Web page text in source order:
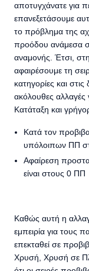
αποτυγχάνατε για
επανεξετάσουμε
το πρόβλημα της
προόδου ανάμεσα
αναμονής. Έτσι,
αφαιρέσουμε τη
κατηγορίες και
ακόλουθες
Κατάταξη και
Κατά τον
υπόλοιπων ΠΠ
Αφαίρεση
είναι στους 0 ΠΠ
Καθώς αυτή η
εμπειρία για τους
επεκταθεί σε
Χρυσή, Χρυσή σε